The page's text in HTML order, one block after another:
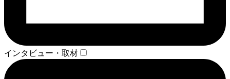
インタビュー・取材